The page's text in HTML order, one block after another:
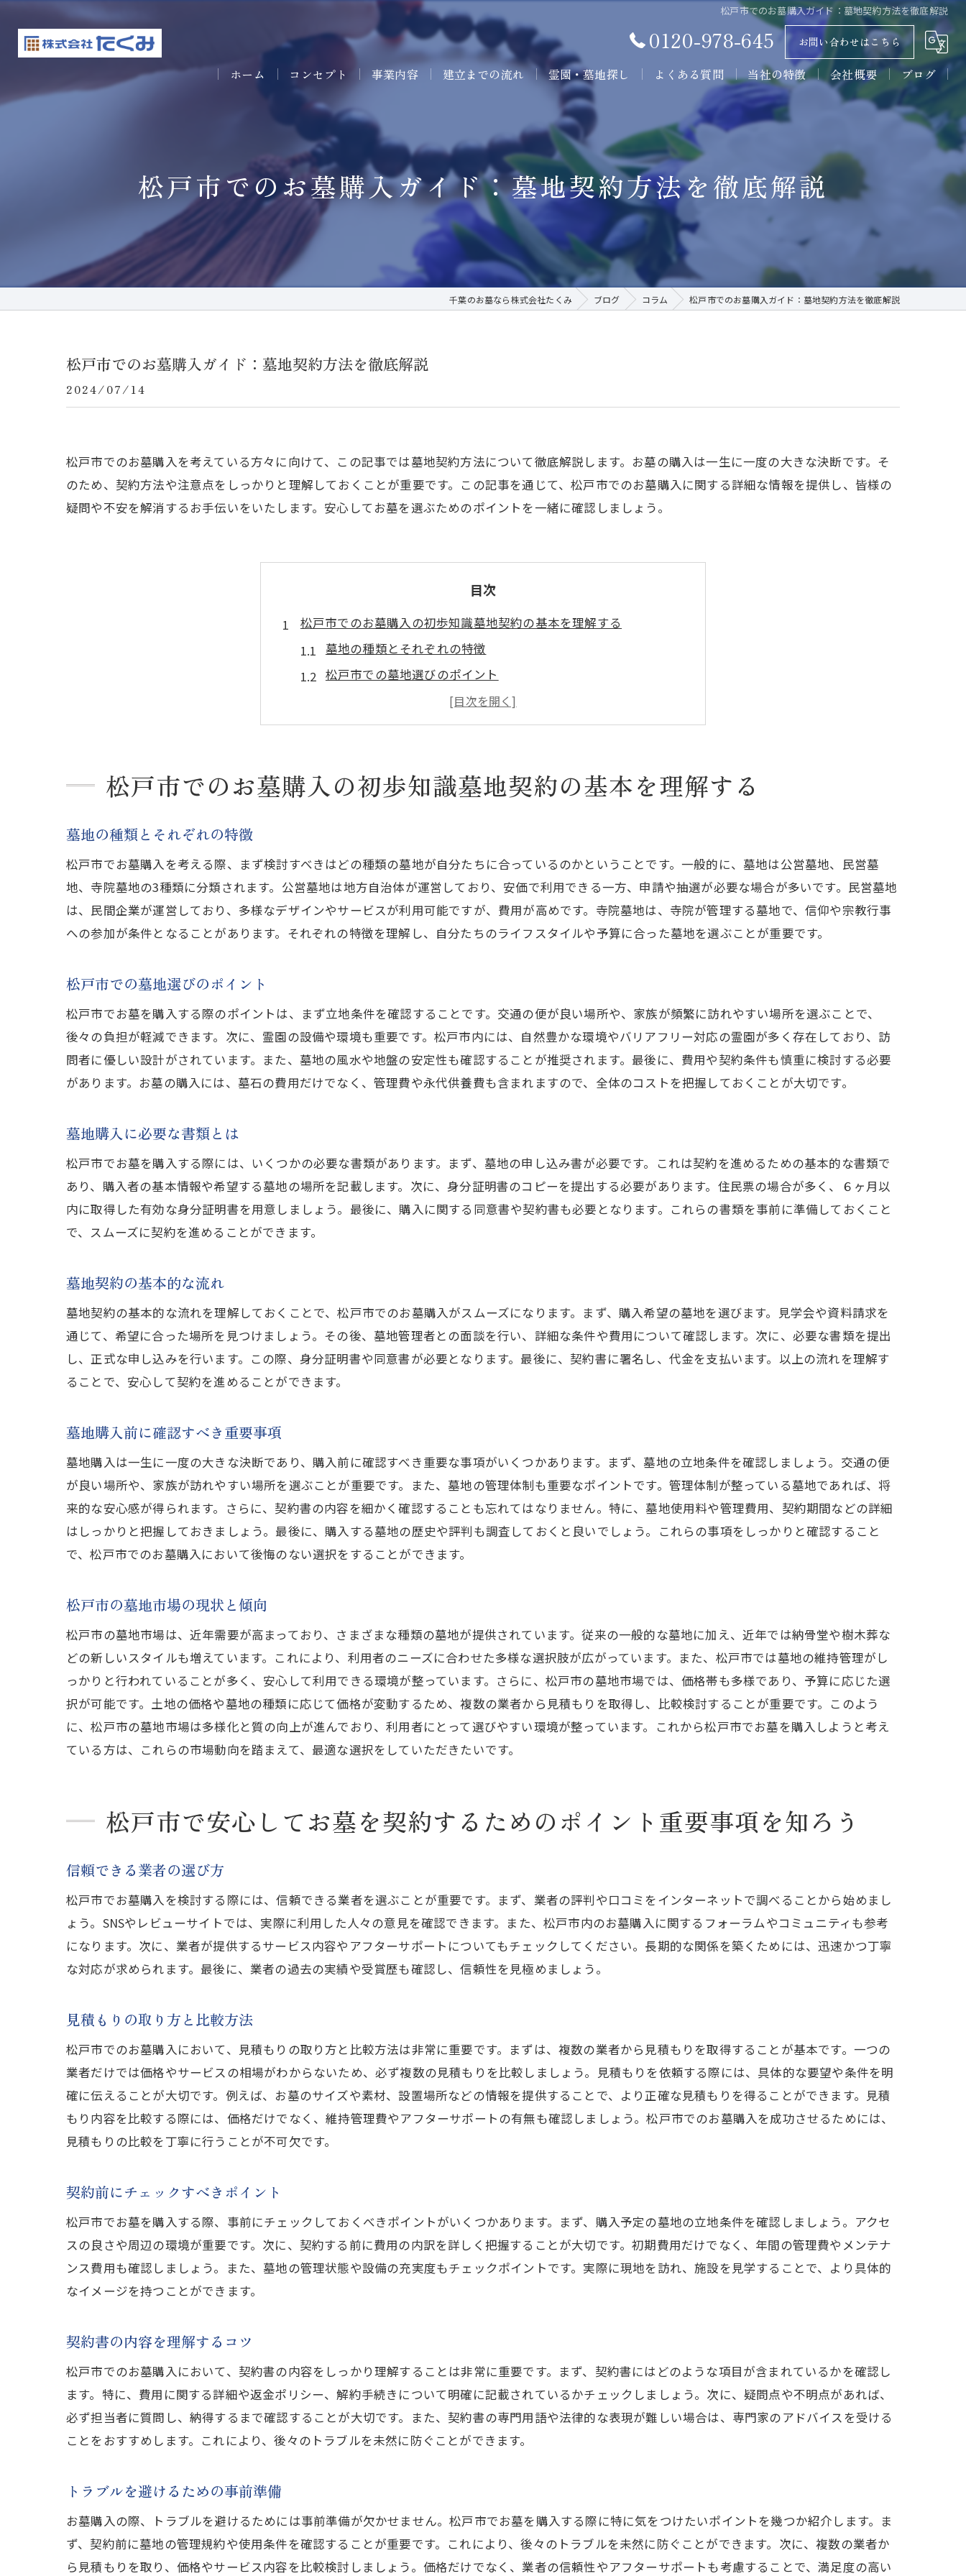
松戸市でのお墓購入ガイド：墓地契約方法を徹底解説
0120-978-645 お問い合わせはこちら
ホーム コンセプト 事業内容 建立までの流れ 霊園・墓地探し よくある質問 当社の特徴
墓石
墓所
施工
会社概要 ブログ
コラム
松戸市でのお墓購入ガイド：墓地契約方法を徹底解説
千葉のお墓なら株式会社たくみ ブログ コラム 松戸市でのお墓購入ガイド：墓地契約方法を徹底解説
松戸市でのお墓購入ガイド：墓地契約方法を徹底解説
2024/07/14
松戸市でのお墓購入を考えている方々に向けて、この記事では墓地契約方法について徹底解説します。お墓の購入は一生に一度の大きな決断です。そ
のため、契約方法や注意点をしっかりと理解しておくことが重要です。この記事を通じて、松戸市でのお墓購入に関する詳細な情報を提供し、皆様の
疑問や不安を解消するお手伝いをいたします。安心してお墓を選ぶためのポイントを一緒に確認しましょう。
目次
松戸市でのお墓購入の初歩知識墓地契約の基本を理解する
墓地の種類とそれぞれの特徴
松戸市での墓地選びのポイント
墓地購入に必要な書類とは
墓地契約の基本的な流れ
松戸市の墓地市場の現状と傾向
松戸市で安心してお墓を契約するためのポイント重要事項を知ろう
見積もりの取り方と比較方法
契約前にチェックすべきポイント
契約書の内容を理解するコツ
トラブルを避けるための事前準備
場所選びで気をつけること
墓地のサイズとレイアウトの確認
契約プロセスのステップバイステップ
購入前の現地見学の重要性
松戸市における墓地契約のトラブル回避方法リスクを最小限に抑える
よくあるトラブル事例とその対策
契約書に明記すべきポイント
リスクを回避するための事前確認
松戸市でのお墓購入手続き書類の準備から契約完了までのステップ
必要な書類リストと取得方法
役所での手続きと注意点
契約後のフォローアップ方法
松戸市での墓地契約費用を確認するためのチェックポイント
見積もりの内訳と確認方法
コスト削減のためのポイント
契約費用に含まれるもの
長期的な費用計画を立てる
松戸市でのお墓購入後の維持管理方法定期的なメンテナンスが重要
定期的な点検とその方法
清掃とメンテナンスの頻度
トラブルを防ぐための対策
維持管理費用の見積もり
松戸市で信頼できる墓地業者の選び方お墓購入を成功させるコツ
業者選びのポイントと注意点
信頼性を確認する方法
口コミと評判の活用
成功するお墓購入のためのポイント
松戸市でのお墓購入の初歩知識墓地契約の基本を理解する
墓地の種類とそれぞれの特徴
松戸市でお墓購入を考える際、まず検討すべきはどの種類の墓地が自分たちに合っているのかということです。一般的に、墓地は公営墓地、民営墓
地、寺院墓地の3種類に分類されます。公営墓地は地方自治体が運営しており、安価で利用できる一方、申請や抽選が必要な場合が多いです。民営墓地
は、民間企業が運営しており、多様なデザインやサービスが利用可能ですが、費用が高めです。寺院墓地は、寺院が管理する墓地で、信仰や宗教行事
への参加が条件となることがあります。それぞれの特徴を理解し、自分たちのライフスタイルや予算に合った墓地を選ぶことが重要です。
松戸市での墓地選びのポイント
松戸市でお墓を購入する際のポイントは、まず立地条件を確認することです。交通の便が良い場所や、家族が頻繁に訪れやすい場所を選ぶことで、
後々の負担が軽減できます。次に、霊園の設備や環境も重要です。松戸市内には、自然豊かな環境やバリアフリー対応の霊園が多く存在しており、訪
問者に優しい設計がされています。また、墓地の風水や地盤の安定性も確認することが推奨されます。最後に、費用や契約条件も慎重に検討する必要
があります。お墓の購入には、墓石の費用だけでなく、管理費や永代供養費も含まれますので、全体のコストを把握しておくことが大切です。
墓地購入に必要な書類とは
松戸市でお墓を購入する際には、いくつかの必要な書類があります。まず、墓地の申し込み書が必要です。これは契約を進めるための基本的な書類で
あり、購入者の基本情報や希望する墓地の場所を記載します。次に、身分証明書のコピーを提出する必要があります。住民票の場合が多く、６ヶ月以
内に取得した有効な身分証明書を用意しましょう。最後に、購入に関する同意書や契約書も必要となります。これらの書類を事前に準備しておくこと
で、スムーズに契約を進めることができます。
墓地契約の基本的な流れ
墓地契約の基本的な流れを理解しておくことで、松戸市でのお墓購入がスムーズになります。まず、購入希望の墓地を選びます。見学会や資料請求を
通じて、希望に合った場所を見つけましょう。その後、墓地管理者との面談を行い、詳細な条件や費用について確認します。次に、必要な書類を提出
し、正式な申し込みを行います。この際、身分証明書や同意書が必要となります。最後に、契約書に署名し、代金を支払います。以上の流れを理解す
ることで、安心して契約を進めることができます。
墓地購入前に確認すべき重要事項
墓地購入は一生に一度の大きな決断であり、購入前に確認すべき重要な事項がいくつかあります。まず、墓地の立地条件を確認しましょう。交通の便
が良い場所や、家族が訪れやすい場所を選ぶことが重要です。また、墓地の管理体制も重要なポイントです。管理体制が整っている墓地であれば、将
来的な安心感が得られます。さらに、契約書の内容を細かく確認することも忘れてはなりません。特に、墓地使用料や管理費用、契約期間などの詳細
はしっかりと把握しておきましょう。最後に、購入する墓地の歴史や評判も調査しておくと良いでしょう。これらの事項をしっかりと確認すること
で、松戸市でのお墓購入において後悔のない選択をすることができます。
松戸市の墓地市場の現状と傾向
松戸市の墓地市場は、近年需要が高まっており、さまざまな種類の墓地が提供されています。従来の一般的な墓地に加え、近年では納骨堂や樹木葬な
どの新しいスタイルも増えています。これにより、利用者のニーズに合わせた多様な選択肢が広がっています。また、松戸市では墓地の維持管理がし
っかりと行われていることが多く、安心して利用できる環境が整っています。さらに、松戸市の墓地市場では、価格帯も多様であり、予算に応じた選
択が可能です。土地の価格や墓地の種類に応じて価格が変動するため、複数の業者から見積もりを取得し、比較検討することが重要です。このよう
に、松戸市の墓地市場は多様化と質の向上が進んでおり、利用者にとって選びやすい環境が整っています。これから松戸市でお墓を購入しようと考え
ている方は、これらの市場動向を踏まえて、最適な選択をしていただきたいです。
松戸市で安心してお墓を契約するためのポイント重要事項を知ろう
信頼できる業者の選び方
松戸市でお墓購入を検討する際には、信頼できる業者を選ぶことが重要です。まず、業者の評判や口コミをインターネットで調べることから始めまし
ょう。SNSやレビューサイトでは、実際に利用した人々の意見を確認できます。また、松戸市内のお墓購入に関するフォーラムやコミュニティも参考
になります。次に、業者が提供するサービス内容やアフターサポートについてもチェックしてください。長期的な関係を築くためには、迅速かつ丁寧
な対応が求められます。最後に、業者の過去の実績や受賞歴も確認し、信頼性を見極めましょう。
見積もりの取り方と比較方法
松戸市でのお墓購入において、見積もりの取り方と比較方法は非常に重要です。まずは、複数の業者から見積もりを取得することが基本です。一つの
業者だけでは価格やサービスの相場がわからないため、必ず複数の見積もりを比較しましょう。見積もりを依頼する際には、具体的な要望や条件を明
確に伝えることが大切です。例えば、お墓のサイズや素材、設置場所などの情報を提供することで、より正確な見積もりを得ることができます。見積
もり内容を比較する際には、価格だけでなく、維持管理費やアフターサポートの有無も確認しましょう。松戸市でのお墓購入を成功させるためには、
見積もりの比較を丁寧に行うことが不可欠です。
契約前にチェックすべきポイント
松戸市でお墓を購入する際、事前にチェックしておくべきポイントがいくつかあります。まず、購入予定の墓地の立地条件を確認しましょう。アクセ
スの良さや周辺の環境が重要です。次に、契約する前に費用の内訳を詳しく把握することが大切です。初期費用だけでなく、年間の管理費やメンテナ
ンス費用も確認しましょう。また、墓地の管理状態や設備の充実度もチェックポイントです。実際に現地を訪れ、施設を見学することで、より具体的
なイメージを持つことができます。
契約書の内容を理解するコツ
松戸市でのお墓購入において、契約書の内容をしっかり理解することは非常に重要です。まず、契約書にはどのような項目が含まれているかを確認し
ます。特に、費用に関する詳細や返金ポリシー、解約手続きについて明確に記載されているかチェックしましょう。次に、疑問点や不明点があれば、
必ず担当者に質問し、納得するまで確認することが大切です。また、契約書の専門用語や法律的な表現が難しい場合は、専門家のアドバイスを受ける
ことをおすすめします。これにより、後々のトラブルを未然に防ぐことができます。
トラブルを避けるための事前準備
お墓購入の際、トラブルを避けるためには事前準備が欠かせません。松戸市でお墓を購入する際に特に気をつけたいポイントを幾つか紹介します。ま
ず、契約前に墓地の管理規約や使用条件を確認することが重要です。これにより、後々のトラブルを未然に防ぐことができます。次に、複数の業者か
ら見積もりを取り、価格やサービス内容を比較検討しましょう。価格だけでなく、業者の信頼性やアフターサポートも考慮することで、満足度の高い